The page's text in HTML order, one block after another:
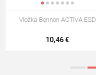
VM Footwear 3009 Vkladacia
5,21 €